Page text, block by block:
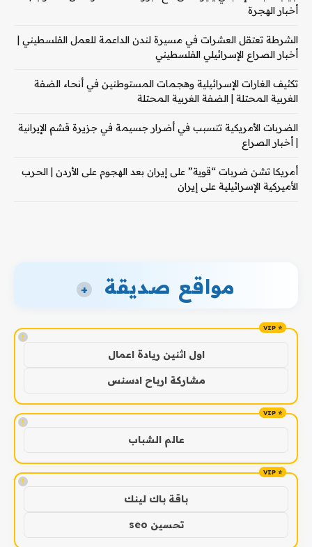
أخبار الهجرة
الشرطة تعتقل العشرات في مسيرة لندن الداعمة للعمل الفلسطيني |
أخبار الصراع الإسرائيلي الفلسطيني
تكثيف الغارات الإسرائيلية وهجمات المستوطنين في أنحاء الضفة
الغربية المحتلة | الضفة الغربية المحتلة
الضربات الأمريكية تتسبب في أضرار جسيمة في جزيرة قشم الإيرانية
| أخبار الصراع
أمريكا تشن ضربات “قوية” على إيران بعد الهجوم على الأردن | الحرب
الأميركية الإسرائيلية على إيران
مواقع صديقة +
!
اول اثنين ريادة اعمال
مشاركة ارباح ادسنس
!
عالم الشباب
!
باقة باك لينك
تحسين seo